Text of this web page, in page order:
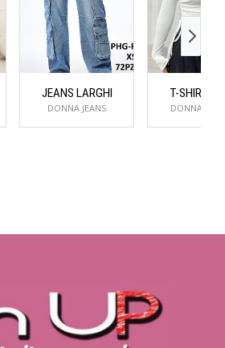
JEANS LARGHI
DONNA JEANS
T-SHIRT &
DONNA T-